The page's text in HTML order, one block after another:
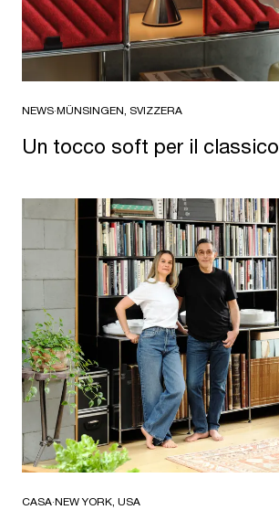
NEWS·MÜNSINGEN, SVIZZERA
Un tocco soft per il classico
CASA·NEW YORK, USA